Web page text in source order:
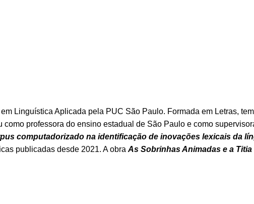
Linguística Aplicada pela PUC São Paulo. Formada em Letras, tem
professora do ensino estadual de São Paulo e como
computadorizado na identificação de inovações lexicais da
publicadas desde 2021. A obra As Sobrinhas Animadas e a Titia